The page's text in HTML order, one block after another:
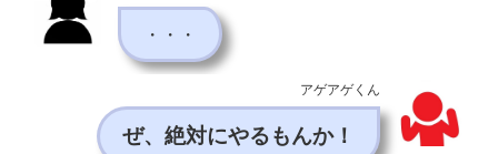
・・・
アゲアゲくん
ぜ、絶対にやるもんか！